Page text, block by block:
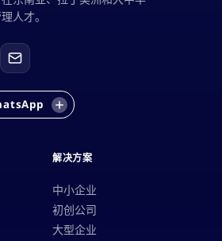
人才。
解决方案
中小企业
初创公司
大型企业